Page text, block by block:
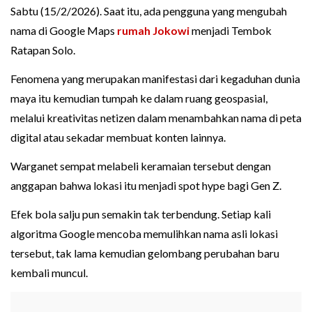
Sabtu (15/2/2026). Saat itu, ada pengguna yang mengubah
nama di Google Maps rumah Jokowimenjadi Tembok
Ratapan Solo.
Fenomena yang merupakan manifestasi dari kegaduhan dunia
maya itu kemudian tumpah ke dalam ruang geospasial,
melalui kreativitas netizen dalam menambahkan nama di peta
digital atau sekadar membuat konten lainnya.
Warganet sempat melabeli keramaian tersebut dengan
anggapan bahwa lokasi itu menjadi spot hype bagi Gen Z.
Efek bola salju pun semakin tak terbendung. Setiap kali
algoritma Google mencoba memulihkan nama asli lokasi
tersebut, tak lama kemudian gelombang perubahan baru
kembali muncul.